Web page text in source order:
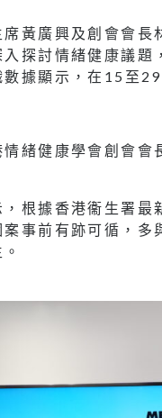
黃廣興及創會會長
探討情緒健康議
據顯示，在15至
緒健康學會創會
根據香港衞生署
事前有跡可循，多